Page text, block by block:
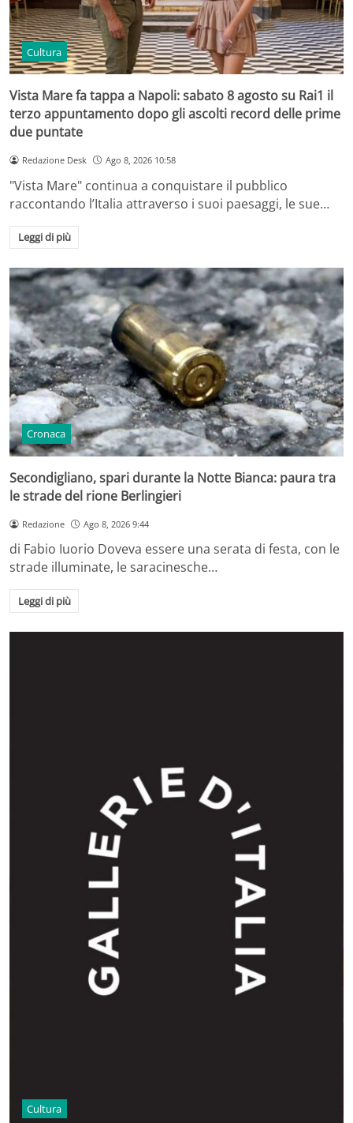
Cultura
Vista Mare fa tappa a Napoli: sabato 8 agosto su Rai1 il
terzo appuntamento dopo gli ascolti record delle prime
due puntate
Redazione Desk Ago 8, 2026 10:58
"Vista Mare" continua a conquistare il pubblico
raccontando l’Italia attraverso i suoi paesaggi, le sue…
Leggi di più
Cronaca
Secondigliano, spari durante la Notte Bianca: paura tra
le strade del rione Berlingieri
Redazione Ago 8, 2026 9:44
di Fabio Iuorio Doveva essere una serata di festa, con le
strade illuminate, le saracinesche…
Leggi di più
Cultura